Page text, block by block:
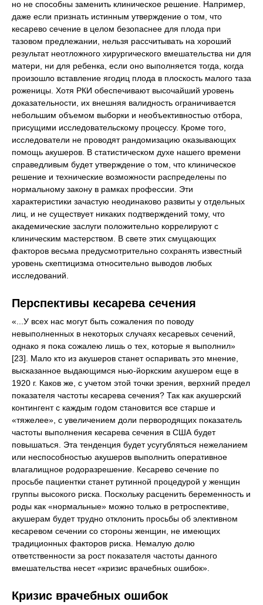
но не способны заменить клиническое решение. Например,
даже если признать истинным утверждение о том, что
кесарево сечение в целом безопаснее для плода при
тазовом предлежании, нельзя рассчитывать на хороший
результат неотложного хирургического вмешательства ни для
матери, ни для ребенка, если оно выполняется тогда, когда
произошло вставление ягодиц плода в плоскость малого таза
роженицы. Хотя РКИ обеспечивают высочайший уровень
доказательности, их внешняя валидность ограничивается
небольшим объемом выборки и необъективностью отбора,
присущими исследовательскому процессу. Кроме того,
исследователи не проводят рандомизацию оказывающих
помощь акушеров. В статистическом духе нашего времени
справедливым будет утверждение о том, что клиническое
решение и технические возможности распределены по
нормальному закону в рамках профессии. Эти
характеристики зачастую неодинаково развиты у отдельных
лиц, и не существует никаких подтверждений тому, что
академические заслуги положительно коррелируют с
клиническим мастерством. В свете этих смущающих
факторов весьма предусмотрительно сохранять известный
уровень скептицизма относительно выводов любых
исследований.
Перспективы кесарева сечения
«...У всех нас могут быть сожаления по поводу
невыполненных в некоторых случаях кесаревых сечений,
однако я пока сожалею лишь о тех, которые я выполнил»
[23]. Мало кто из акушеров станет оспаривать это мнение,
высказанное выдающимся нью-йоркским акушером еще в
1920 г. Каков же, с учетом этой точки зрения, верхний предел
показателя частоты кесарева сечения? Так как акушерский
контингент с каждым годом становится все старше и
«тяжелее», с увеличением доли первородящих показатель
частоты выполнения кесарева сечения в США будет
повышаться. Эта тенденция будет усугубляться нежеланием
или неспособностью акушеров выполнить оперативное
влагалищное родоразрешение. Кесарево сечение по
просьбе пациентки станет рутинной процедурой у женщин
группы высокого риска. Поскольку расценить беременность и
роды как «нормальные» можно только в ретроспективе,
акушерам будет трудно отклонить просьбы об элективном
кесаревом сечении со стороны женщин, не имеющих
традиционных факторов риска. Немалую долю
ответственности за рост показателя частоты данного
вмешательства несет «кризис врачебных ошибок».
Кризис врачебных ошибок